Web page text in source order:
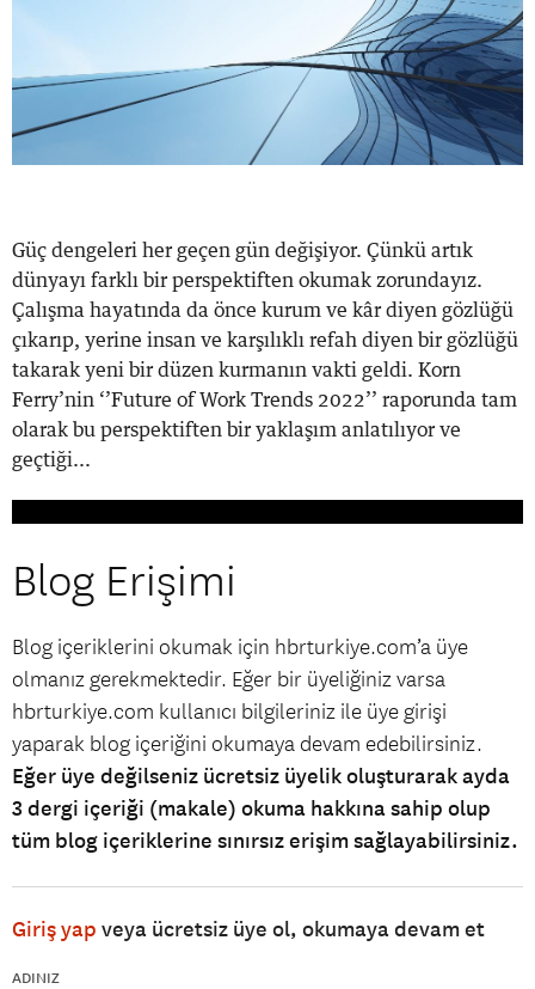
Güç dengeleri her geçen gün değişiyor. Çünkü artık
dünyayı farklı bir perspektiften okumak zorundayız.
Çalışma hayatında da önce kurum ve kâr diyen gözlüğü
çıkarıp, yerine insan ve karşılıklı refah diyen bir gözlüğü
takarak yeni bir düzen kurmanın vakti geldi. Korn
Ferry’nin ‘’Future of Work Trends 2022’’ raporunda tam
olarak bu perspektiften bir yaklaşım anlatılıyor ve
geçtiği...
Blog Erişimi
Blog içeriklerini okumak için hbrturkiye.com’a üye
olmanız gerekmektedir. Eğer bir üyeliğiniz varsa
hbrturkiye.com kullanıcı bilgileriniz ile üye girişi
yaparak blog içeriğini okumaya devam edebilirsiniz.
Eğer üye değilseniz ücretsiz üyelik oluşturarak ayda
3 dergi içeriği (makale) okuma hakkına sahip olup
tüm blog içeriklerine sınırsız erişim sağlayabilirsiniz.
Giriş yap veya ücretsiz üye ol, okumaya devam et
ADINIZ